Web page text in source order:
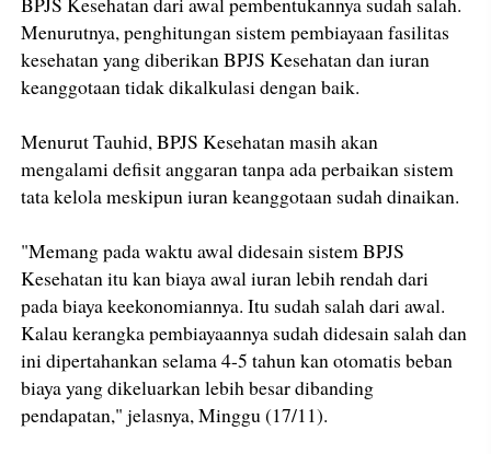
Menurutnya, penghitungan sistem pembiayaan fasilitas
kesehatan yang diberikan BPJS Kesehatan dan iuran
keanggotaan tidak dikalkulasi dengan baik.
Menurut Tauhid, BPJS Kesehatan masih akan
mengalami defisit anggaran tanpa ada perbaikan sistem
tata kelola meskipun iuran keanggotaan sudah dinaikan.
"Memang pada waktu awal didesain sistem BPJS
Kesehatan itu kan biaya awal iuran lebih rendah dari
pada biaya keekonomiannya. Itu sudah salah dari awal.
Kalau kerangka pembiayaannya sudah didesain salah dan
ini dipertahankan selama 4-5 tahun kan otomatis beban
biaya yang dikeluarkan lebih besar dibanding
pendapatan," jelasnya, Minggu (17/11).